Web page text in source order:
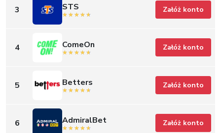
3 STS Załóż konto
4 ComeOn Załóż konto
5 Betters Załóż konto
6 AdmiralBet Załóż konto